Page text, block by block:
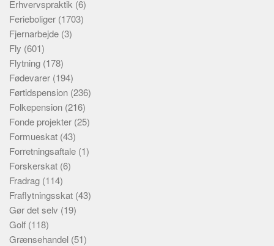
Erhvervspraktik (6)
Ferieboliger (1703)
Fjernarbejde (3)
Fly (601)
Flytning (178)
Fødevarer (194)
Førtidspension (236)
Folkepension (216)
Fonde projekter (25)
Formueskat (43)
Forretningsaftale (1)
Forskerskat (6)
Fradrag (114)
Fraflytningsskat (43)
Gør det selv (19)
Golf (118)
Grænsehandel (51)